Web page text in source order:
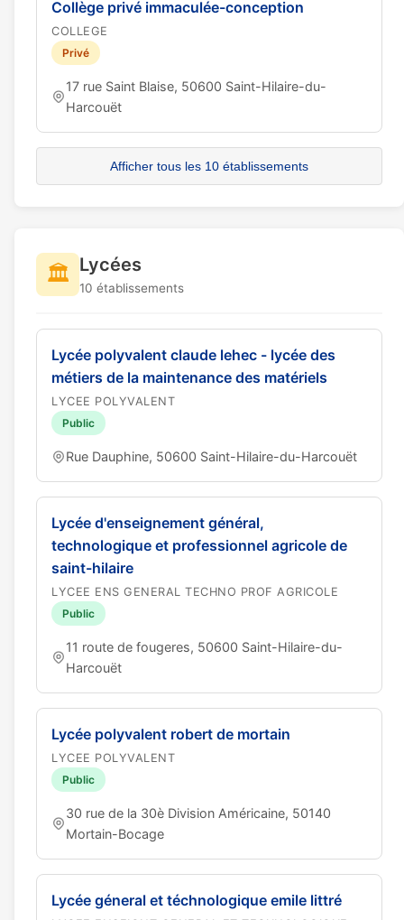
Collège privé immaculée-conception
COLLEGE
Privé
17 rue Saint Blaise, 50600 Saint-Hilaire-du-
Harcouët
Afficher tous les 10 établissements
🏛️ Lycées
10 établissements
Lycée polyvalent claude lehec - lycée des
métiers de la maintenance des matériels
LYCEE POLYVALENT
Public
Rue Dauphine, 50600 Saint-Hilaire-du-Harcouët
Lycée d'enseignement général,
technologique et professionnel agricole de
saint-hilaire
LYCEE ENS GENERAL TECHNO PROF AGRICOLE
Public
11 route de fougeres, 50600 Saint-Hilaire-du-
Harcouët
Lycée polyvalent robert de mortain
LYCEE POLYVALENT
Public
30 rue de la 30è Division Américaine, 50140
Mortain-Bocage
Lycée géneral et téchnologique emile littré